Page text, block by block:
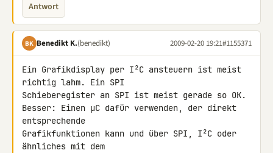
Antwort
BK Benedikt K.(benedikt) 2009-02-20 19:21#1155371
Ein Grafikdisplay per I²C ansteuern ist meist
richtig lahm. Ein SPI
Schieberegister an SPI ist meist gerade so OK.
Besser: Einen µC dafür verwenden, der direkt
entsprechende
Grafikfunktionen kann und über SPI, I²C oder
ähnliches mit dem